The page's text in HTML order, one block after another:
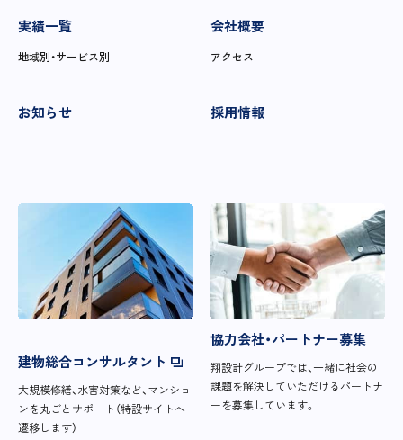
実績一覧
地域別・サービス別
会社概要
アクセス
お知らせ 採用情報
建物総合コンサルタント
大規模修繕、水害対策など、マンショ
ンを丸ごとサポート（特設サイトへ
遷移します）
協力会社・パートナー募集
翔設計グループでは、一緒に社会の
課題を解決していただけるパートナ
ーを募集しています。